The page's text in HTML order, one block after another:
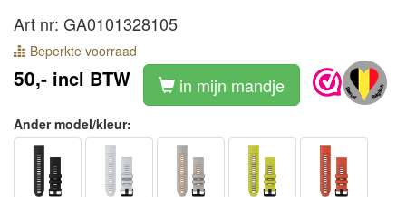
Art nr: GA0101328105
Beperkte voorraad
50,- incl BTW in mijn mandje
Ander model/kleur: